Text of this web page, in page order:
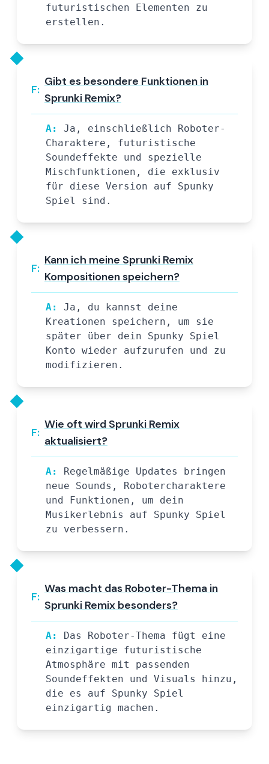
futuristischen Elementen zu
erstellen.
F:
Gibt es besondere Funktionen in
Sprunki Remix?
A: Ja, einschließlich Roboter-
Charaktere, futuristische
Soundeffekte und spezielle
Mischfunktionen, die exklusiv
für diese Version auf Spunky
Spiel sind.
F:
Kann ich meine Sprunki Remix
Kompositionen speichern?
A: Ja, du kannst deine
Kreationen speichern, um sie
später über dein Spunky Spiel
Konto wieder aufzurufen und zu
modifizieren.
F:
Wie oft wird Sprunki Remix
aktualisiert?
A:
Regelmäßige Updates bringen
neue Sounds, Robotercharaktere
und Funktionen, um dein
Musikerlebnis auf Spunky Spiel
zu verbessern.
F:
Was macht das Roboter-Thema in
Sprunki Remix besonders?
A:
Das Roboter-Thema fügt eine
einzigartige futuristische
Atmosphäre mit passenden
Soundeffekten und Visuals hinzu,
die es auf Spunky Spiel
einzigartig machen.